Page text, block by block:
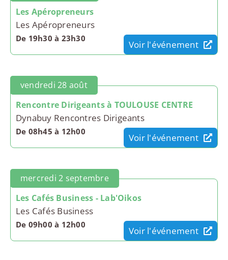
Les Apéropreneurs
Les Apéropreneurs
De 19h30 à 23h30
Voir l'événement
vendredi 28 août
Rencontre Dirigeants à TOULOUSE CENTRE
Dynabuy Rencontres Dirigeants
De 08h45 à 12h00
Voir l'événement
mercredi 2 septembre
Les Cafés Business - Lab'Oikos
Les Cafés Business
De 09h00 à 12h00
Voir l'événement